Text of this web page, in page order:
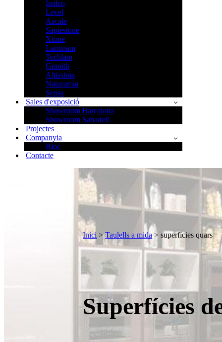
Inalco
Level
Ascale
Sapiestone
Xtone
Laminam
Techlam
Granith
Altissima
Naturamia
Sensa
Sales d'exposició
Showroom Barcelona
Showroom Sabadell
Projectes
Companyia
Bloc
Contacte
Inici >Taulells a mida > superfícies quars
Superfícies